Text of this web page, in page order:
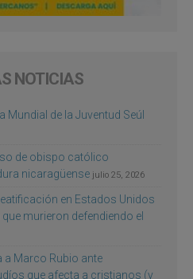
NOTICIAS
de la Juventud Seúl
de obispo católico
nicaragüense julio 25, 2026
en Estados Unidos
murieron defendiendo el
a Marco Rubio ante
que afecta a cristianos (y